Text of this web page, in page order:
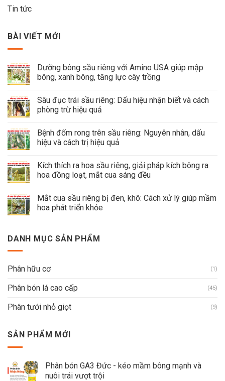
Tin tức
BÀI VIẾT MỚI
Dưỡng bông sầu riêng với Amino USA giúp mập
bông, xanh bông, tăng lực cây trồng
Sâu đục trái sầu riêng: Dấu hiệu nhận biết và cách
phòng trừ hiệu quả
Bệnh đốm rong trên sầu riêng: Nguyên nhân, dấu
hiệu và cách trị hiệu quả
Kích thích ra hoa sầu riêng, giải pháp kích bông ra
hoa đồng loạt, mắt cua sáng đều
Mắt cua sầu riêng bị đen, khô: Cách xử lý giúp mầm
hoa phát triển khỏe
DANH MỤC SẢN PHẨM
Phân hữu cơ (1)
Phân bón lá cao cấp (45)
Phân tưới nhỏ giọt (9)
SẢN PHẨM MỚI
Phân bón GA3 Đức - kéo mầm bông mạnh và
nuôi trái vượt trội